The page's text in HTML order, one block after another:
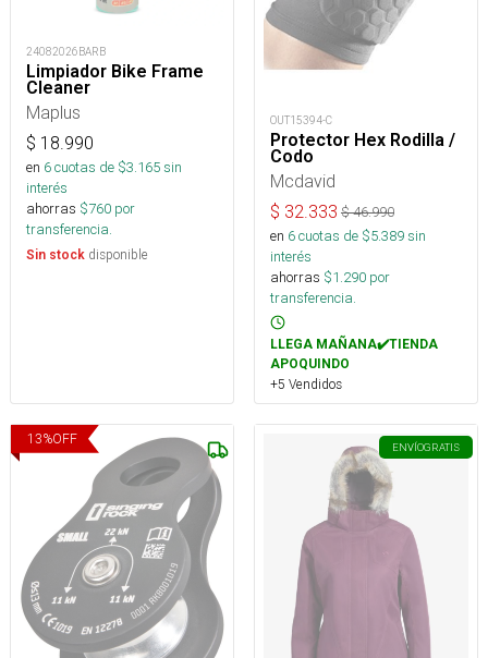
24082026BARB
Limpiador Bike Frame
Cleaner
Maplus
$ 18.990
en 6cuotas de $3.165sin
interés
ahorras $760 por
transferencia.
Sin stock disponible
OUT15394-C
Protector Hex Rodilla /
Codo
Mcdavid
$ 32.333 $46.990
en 6cuotas de $5.389sin
interés
ahorras $1.290 por
transferencia.
LLEGA MAÑANA✔️TIENDA
APOQUINDO
+5 Vendidos
13%OFF
ENVÍOGRATIS